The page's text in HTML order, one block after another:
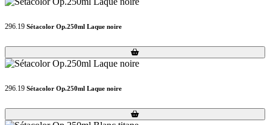
296.19 Sétacolor Op.250ml Laque noire
Loading...
Loading...
296.19 Sétacolor Op.250ml Laque noire
Loading...
Loading...